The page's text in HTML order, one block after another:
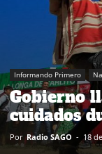
Informando Primero
Gobierno
cuidados
Por Radio SAGO - 18